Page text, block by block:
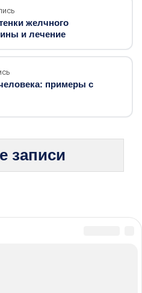
желчного
и лечение
примеры с
записи